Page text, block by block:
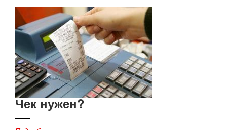
Чек нужен?